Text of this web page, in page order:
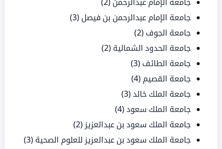
جامعة الإمام عبدالرحمن بن فيصل (3)
جامعة الجوف (2)
جامعة الحدود الشمالية (2)
جامعة الطائف (3)
جامعة القصيم (4)
جامعة الملك خالد(3)
جامعة الملك سعود(4)
جامعة الملك سعود بن عبدالعزيز (2)
جامعة الملك سعود بن عبدالعزيز للعلوم الصحية (3)